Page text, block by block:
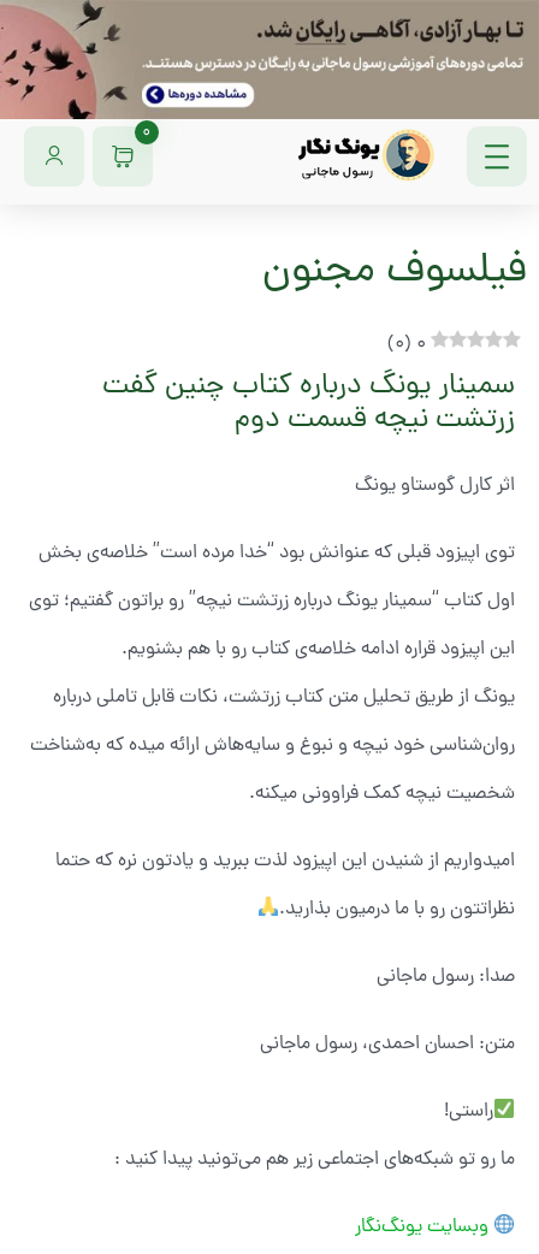
0
فیلسوف مجنون
0
(
0
)
سمینار یونگ درباره کتاب چنین گفت
زرتشت نیچه قسمت دوم
اثر کارل گوستاو یونگ
توی اپیزود قبلی که عنوانش بود “خدا مرده است” خلاصه‌ی بخش
اول کتاب “سمینار یونگ درباره زرتشت نیچه” رو براتون گفتیم؛ توی
این اپیزود قراره ادامه‌ خلاصه‌ی کتاب رو با هم بشنویم.
یونگ از طریق تحلیل متن کتاب زرتشت، نکات قابل تاملی درباره
روان‌شناسی خود نیچه و نبوغ و سایه‌هاش ارائه میده که به‌شناخت
شخصیت نیچه کمک فراوونی میکنه.
امیدواریم از شنیدن این اپیزود لذت ببرید ‌و یادتون نره که حتما
نظراتتون رو با ما درمیون بذارید.
صدا: رسول ماجانی
متن: احسان احمدی، رسول ماجانی
راستی!
ما رو تو شبکه‌های اجتماعی زیر هم می‌تونید پیدا کنید :
وبسایت یونگ‌نگار